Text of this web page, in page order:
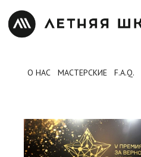
О НАС МАСТЕРСКИЕ F.A.Q.